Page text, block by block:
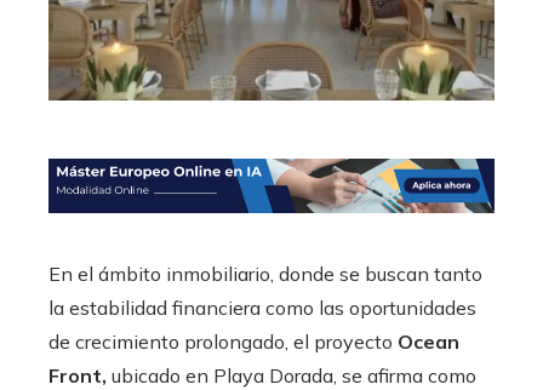
En el ámbito inmobiliario, donde se buscan tanto
la estabilidad financiera como las oportunidades
de crecimiento prolongado, el proyecto Ocean
Front, ubicado en Playa Dorada, se afirma como